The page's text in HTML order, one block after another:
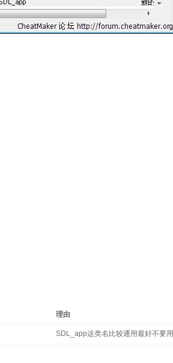
理由
SDL_app这类名比较通用最好不要用